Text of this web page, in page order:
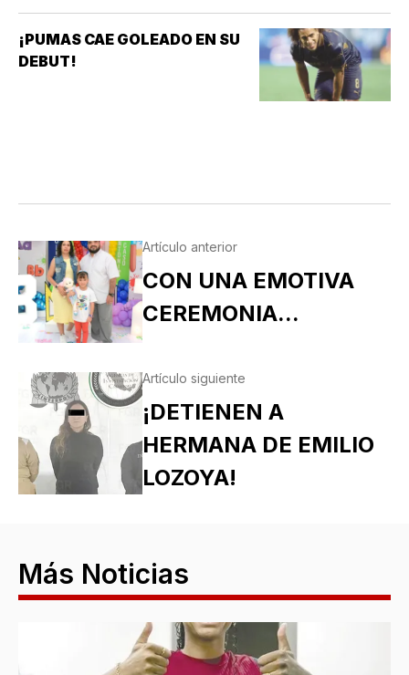
¡PUMAS CAE GOLEADO EN SU
DEBUT!
Artículo anterior
CON UNA EMOTIVA
CEREMONIA...
Artículo siguiente
¡DETIENEN A
HERMANA DE EMILIO
LOZOYA!
Más Noticias